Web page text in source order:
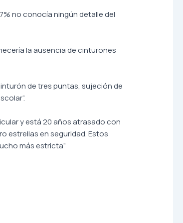
no conocía ningún detalle del
la ausencia de cinturones
de tres puntas, sujeción de
y está 20 años atrasado con
estrellas en seguridad. Estos
más estricta”